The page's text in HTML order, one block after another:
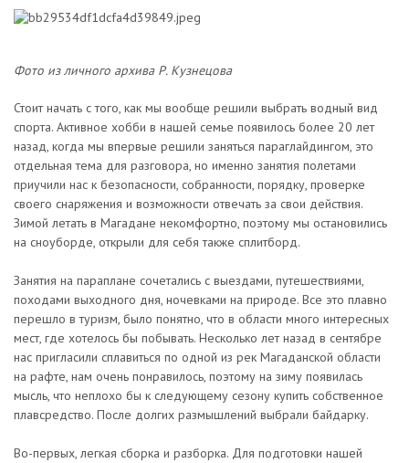
Фото из личного архива Р. Кузнецова
Стоит начать с того, как мы вообще решили выбрать водный вид
спорта. Активное хобби в нашей семье появилось более 20 лет
назад, когда мы впервые решили заняться параглайдингом, это
отдельная тема для разговора, но именно занятия полетами
приучили нас к безопасности, собранности, порядку, проверке
своего снаряжения и возможности отвечать за свои действия.
Зимой летать в Магадане некомфортно, поэтому мы остановились
на сноуборде, открыли для себя также сплитборд.
Занятия на параплане сочетались с выездами, путешествиями,
походами выходного дня, ночевками на природе. Все это плавно
перешло в туризм, было понятно, что в области много интересных
мест, где хотелось бы побывать. Несколько лет назад в сентябре
нас пригласили сплавиться по одной из рек Магаданской области
на рафте, нам очень понравилось, поэтому на зиму появилась
мысль, что неплохо бы к следующему сезону купить собственное
плавсредство. После долгих размышлений выбрали байдарку.
Во-первых, легкая сборка и разборка. Для подготовки нашей